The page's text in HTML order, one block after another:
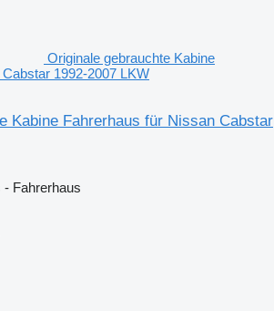
Originale gebrauchte Kabine
1992-2007 LKW
Kabine Fahrerhaus für Nissan Cabstar
- Fahrerhaus